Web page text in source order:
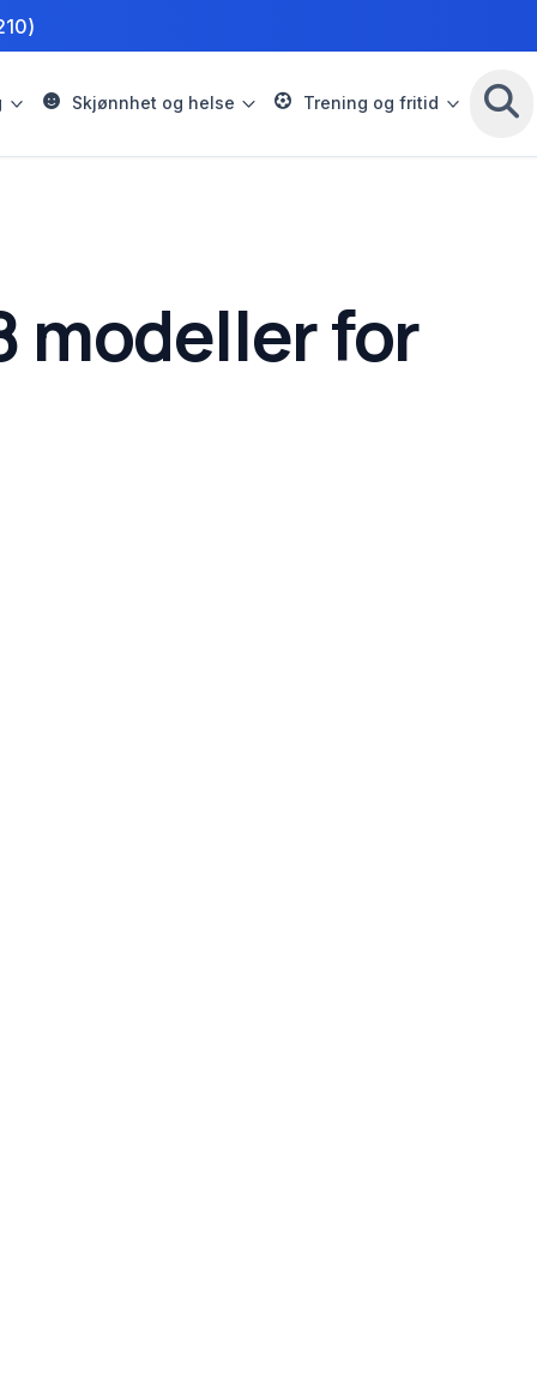
Skjønnhet og helse Trening og fritid
modeller for